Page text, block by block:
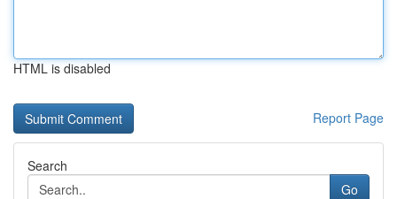
HTML is disabled
Report Page
Search
Go